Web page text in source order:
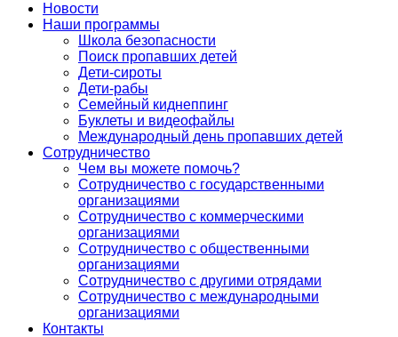
Новости
Наши программы
Школа безопасности
Поиск пропавших детей
Дети-сироты
Дети-рабы
Семейный киднеппинг
Буклеты и видеофайлы
Международный день пропавших детей
Сотрудничество
Чем вы можете помочь?
Сотрудничество с государственными
организациями
Сотрудничество с коммерческими
организациями
Сотрудничество с общественными
организациями
Сотрудничество с другими отрядами
Сотрудничество с международными
организациями
Контакты